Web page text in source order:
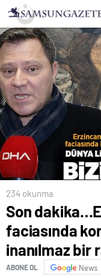
234 okunma
Son
faciasında
inanılmaz bir
ABONE OL News